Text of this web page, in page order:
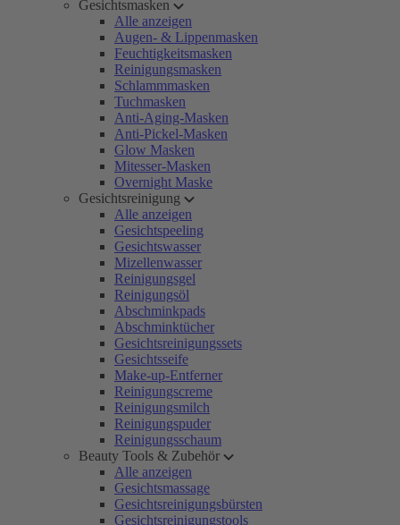
Gesichtsmasken
Alle anzeigen
Augen- & Lippenmasken
Feuchtigkeitsmasken
Reinigungsmasken
Schlammmasken
Tuchmasken
Anti-Aging-Masken
Anti-Pickel-Masken
Glow Masken
Mitesser-Masken
Overnight Maske
Gesichtsreinigung
Alle anzeigen
Gesichtspeeling
Gesichtswasser
Mizellenwasser
Reinigungsgel
Reinigungsöl
Abschminkpads
Abschminktücher
Gesichtsreinigungssets
Gesichtsseife
Make-up-Entferner
Reinigungscreme
Reinigungsmilch
Reinigungspuder
Reinigungsschaum
Beauty Tools & Zubehör
Alle anzeigen
Gesichtsmassage
Gesichtsreinigungsbürsten
Gesichtsreinigungstools